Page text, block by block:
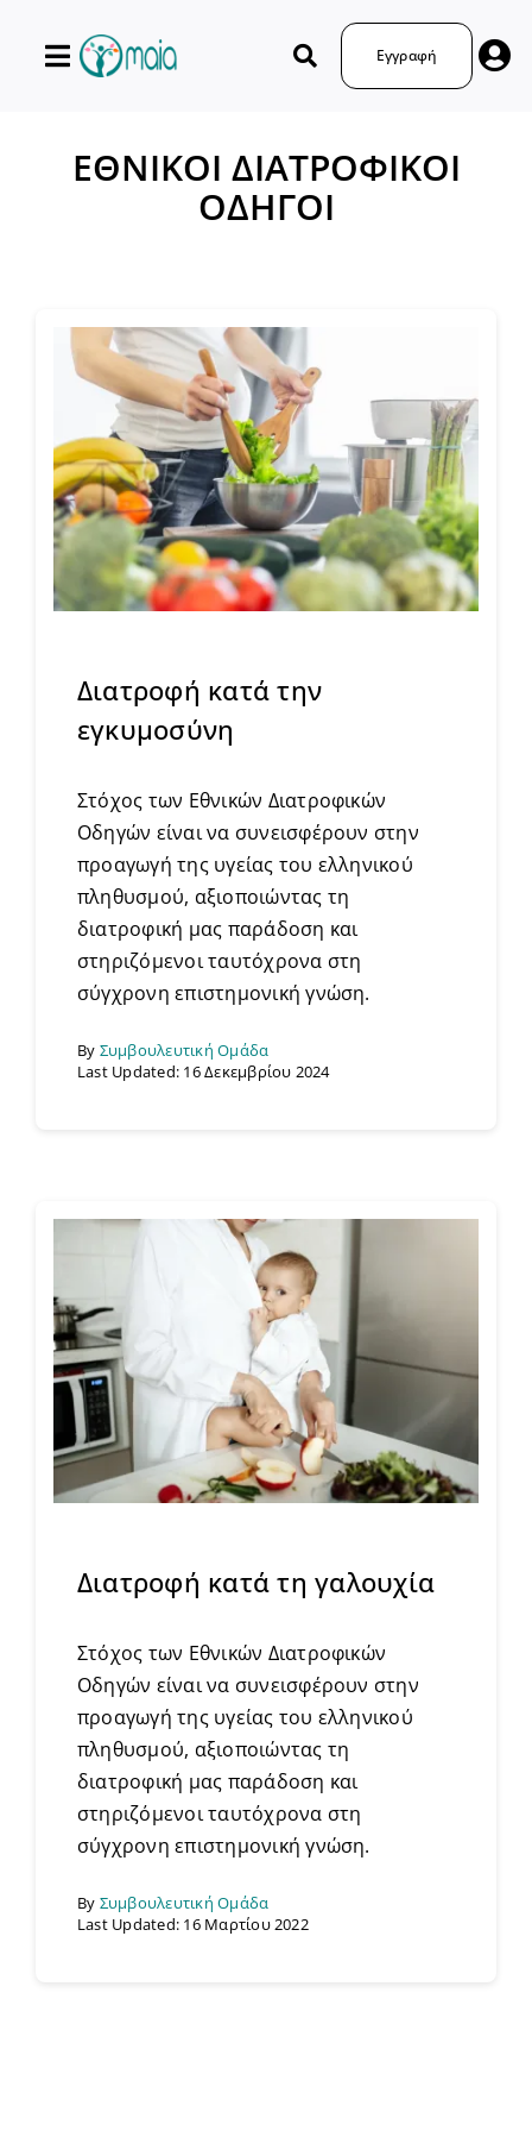
περιεχόμενο
Εγγραφή
ΕΘΝΙΚΟΙ ΔΙΑΤΡΟΦΙΚΟΙ
ΟΔΗΓΟΙ
Διατροφή κατά την
εγκυμοσύνη
Στόχος των Εθνικών Διατροφικών
Οδηγών είναι να συνεισφέρουν στην
προαγωγή της υγείας του ελληνικού
πληθυσμού, αξιοποιώντας τη
διατροφική μας παράδοση και
στηριζόμενοι ταυτόχρονα στη
σύγχρονη επιστημονική γνώση.
By Συμβουλευτική Ομάδα
Last Updated: 16 Δεκεμβρίου 2024
Διατροφή κατά τη γαλουχία
Στόχος των Εθνικών Διατροφικών
Οδηγών είναι να συνεισφέρουν στην
προαγωγή της υγείας του ελληνικού
πληθυσμού, αξιοποιώντας τη
διατροφική μας παράδοση και
στηριζόμενοι ταυτόχρονα στη
σύγχρονη επιστημονική γνώση.
By Συμβουλευτική Ομάδα
Last Updated: 16 Μαρτίου 2022